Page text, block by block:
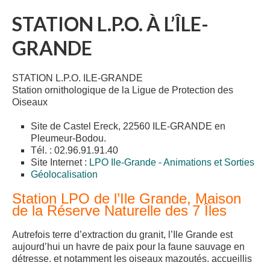
STATION L.P.O. À L’ÎLE-
GRANDE
STATION L.P.O. ILE-GRANDE
Station ornithologique de la Ligue de Protection des
Oiseaux
Site de Castel Ereck, 22560 ILE-GRANDE en
Pleumeur-Bodou.
Tél. : 02.96.91.91.40
Site Internet : LPO Ile-Grande - Animations et Sorties
Géolocalisation
Station LPO de l’Ile Grande, Maison
de la Réserve Naturelle des 7 Îles
Autrefois terre d’extraction du granit, l’Ile Grande est
aujourd’hui un havre de paix pour la faune sauvage en
détresse, et notamment les oiseaux mazoutés, accueillis